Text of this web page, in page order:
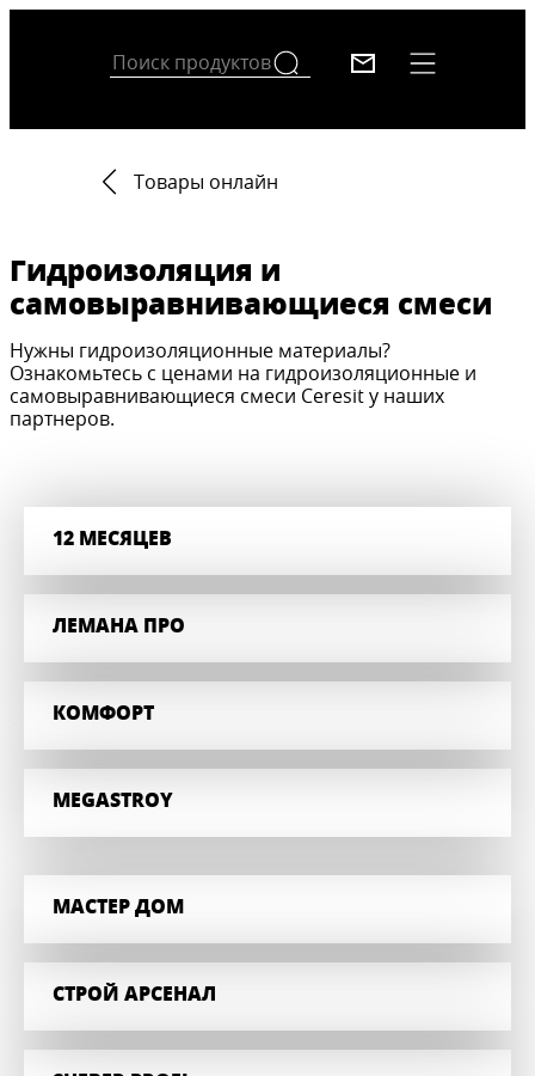
Товары онлайн
Гидроизоляция и
самовыравнивающиеся смеси
Нужны гидроизоляционные материалы?
Ознакомьтесь с ценами на гидроизоляционные и
самовыравнивающиеся смеси Ceresit у наших
партнеров.
12 МЕСЯЦЕВ
ЛЕМАНА ПРО
КОМФОРТ
MEGASTROY
МАСТЕР ДОМ
СТРОЙ АРСЕНАЛ